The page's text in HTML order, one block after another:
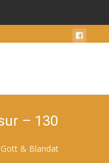
– 130
Gott & Blandat